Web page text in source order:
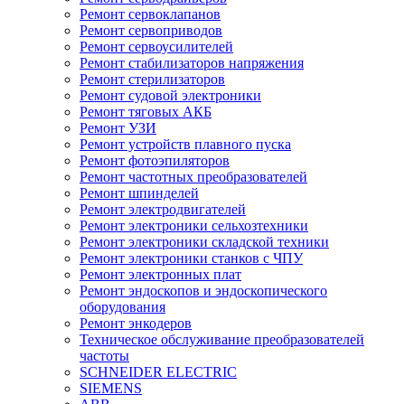
Ремонт сервоклапанов
Ремонт сервоприводов
Ремонт сервоусилителей
Ремонт стабилизаторов напряжения
Ремонт стерилизаторов
Ремонт судовой электроники
Ремонт тяговых АКБ
Ремонт УЗИ
Ремонт устройств плавного пуска
Ремонт фотоэпиляторов
Ремонт частотных преобразователей
Ремонт шпинделей
Ремонт электродвигателей
Ремонт электроники сельхозтехники
Ремонт электроники складской техники
Ремонт электроники станков с ЧПУ
Ремонт электронных плат
Ремонт эндоскопов и эндоскопического
оборудования
Ремонт энкодеров
Техническое обслуживание преобразователей
частоты
SCHNEIDER ELECTRIC
SIEMENS